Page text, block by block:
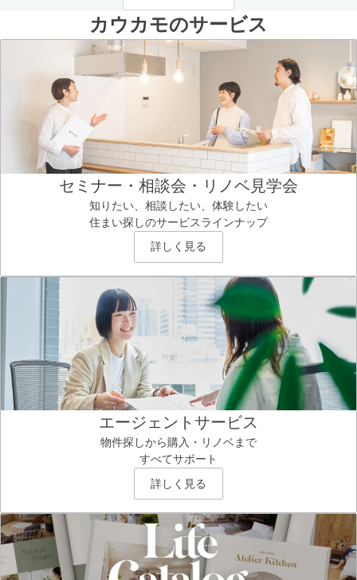
カウカモのサービス
セミナー・相談会・リノベ見学会
知りたい、相談したい、体験したい
住まい探しのサービスラインナップ
詳しく見る
エージェントサービス
物件探しから購入・リノベまで
すべてサポート
詳しく見る